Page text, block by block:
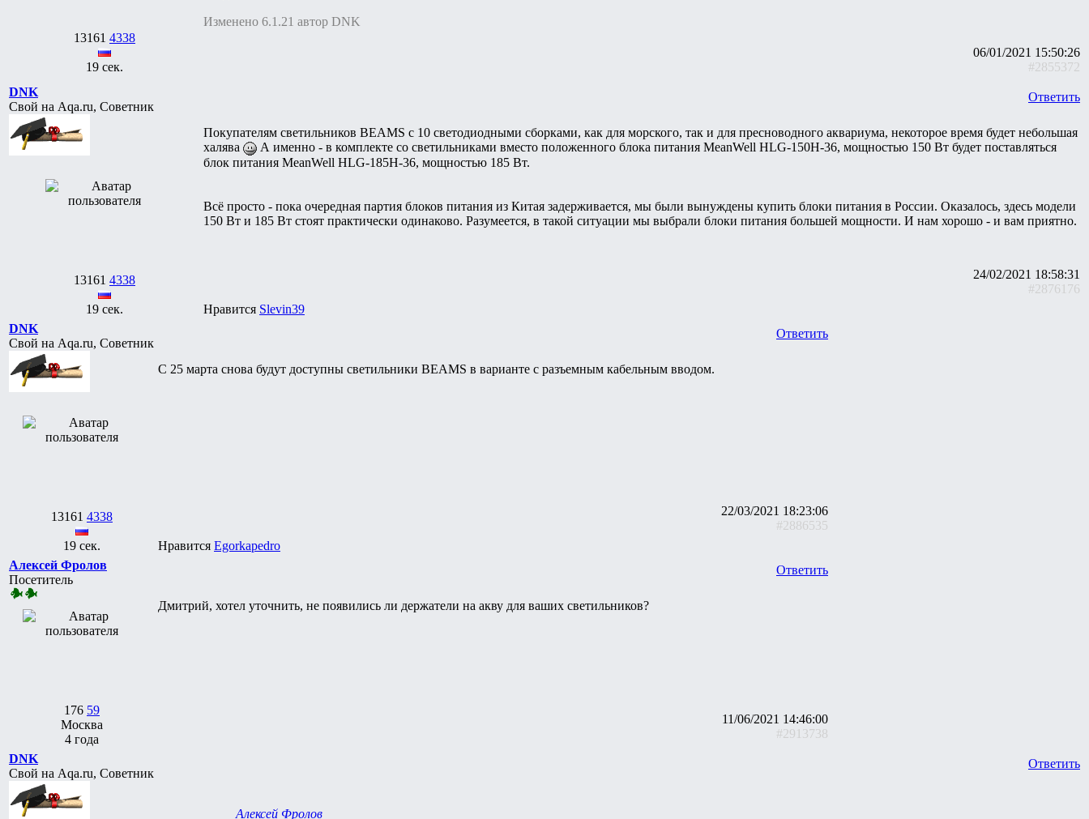
13161 4338
19 сек.
Изменено 6.1.21 автор DNK
06/01/2021 15:50:26
#2855372
DNK
Свой на Aqa.ru, Советник
13161 4338
19 сек.
Ответить
Покупателям светильников BEAMS с 10 светодиодными сборками, как для морского, так и для пресноводного аквариума, некоторое время будет небольшая
халява
А именно - в комплекте со светильниками вместо положенного блока питания MeanWell HLG-150H-36, мощностью 150 Вт будет поставляться
блок питания MeanWell HLG-185H-36, мощностью 185 Вт.
Всё просто - пока очередная партия блоков питания из Китая задерживается, мы были вынуждены купить блоки питания в России. Оказалось, здесь модели
150 Вт и 185 Вт стоят практически одинаково. Разумеется, в такой ситуации мы выбрали блоки питания большей мощности. И нам хорошо - и вам приятно.
24/02/2021 18:58:31
#2876176
Нравится Slevin39
DNK
Свой на Aqa.ru, Советник
13161 4338
19 сек.
Ответить
С 25 марта снова будут доступны светильники BEAMS в варианте с разъемным кабельным вводом.
22/03/2021 18:23:06
#2886535
Нравится Egorkapedro
Алексей Фролов
Посетитель
176 59
Москва
4 года
Ответить
Дмитрий, хотел уточнить, не появились ли держатели на акву для ваших светильников?
11/06/2021 14:46:00
#2913738
DNK
Свой на Aqa.ru, Советник
Ответить
Алексей Фролов